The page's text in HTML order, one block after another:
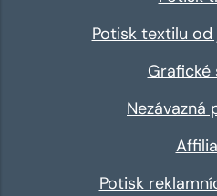
Potisk textilu
Grafické
Nezávazná
Potisk